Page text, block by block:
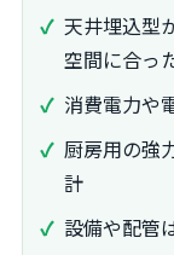
天井埋込型
空間に合っ
消費電力や
厨房用の強
計
設備や配管